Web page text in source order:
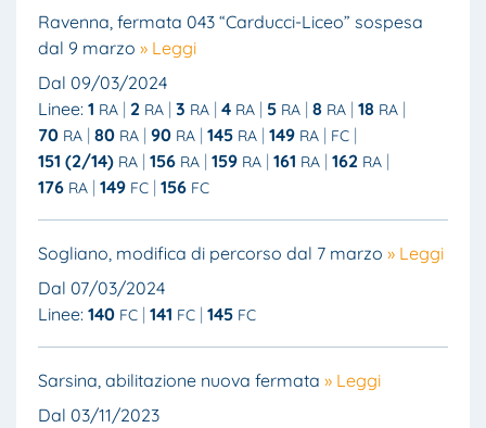
Ravenna, fermata 043 “Carducci-Liceo” sospesa
dal 9 marzo » Leggi
Dal 09/03/2024
Linee: 1 RA 2 RA 3 RA 4 RA 5 RA 8 RA 18 RA
70 RA 80 RA 90 RA 145 RA 149 RA FC
151 (2/14) RA 156 RA 159 RA 161 RA 162 RA
176 RA 149 FC 156 FC
Sogliano, modifica di percorso dal 7 marzo » Leggi
Dal 07/03/2024
Linee: 140 FC 141 FC 145 FC
Sarsina, abilitazione nuova fermata » Leggi
Dal 03/11/2023